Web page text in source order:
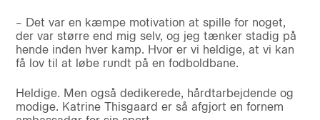
– Det var en kæmpe motivation at spille for noget,
der var større end mig selv, og jeg tænker stadig på
hende inden hver kamp. Hvor er vi heldige, at vi kan
få lov til at løbe rundt på en fodboldbane.
Heldige. Men også dedikerede, hårdtarbejdende og
modige. Katrine Thisgaard er så afgjort en fornem